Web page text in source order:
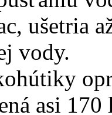
ušetria
vody.
asi